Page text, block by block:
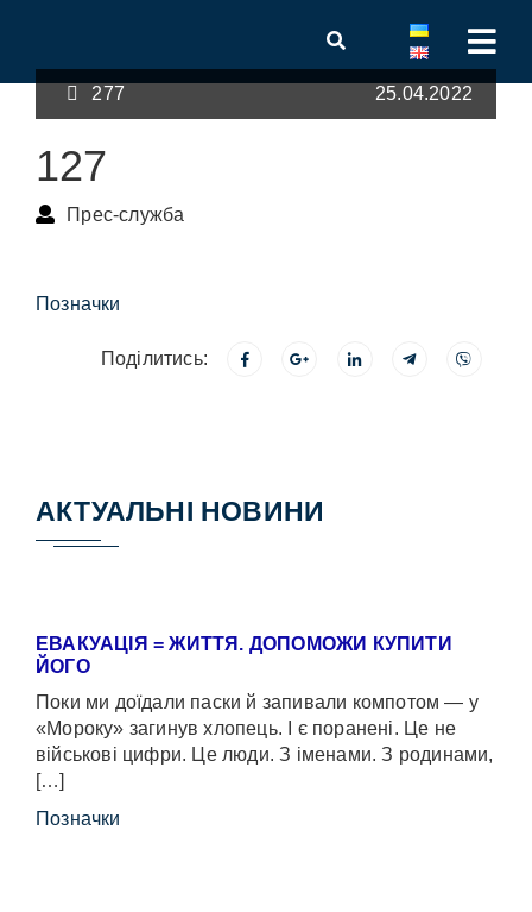
277 25.04.2022
127
Прес-служба
Позначки
Поділитись:
АКТУАЛЬНІ НОВИНИ
ЕВАКУАЦІЯ = ЖИТТЯ. ДОПОМОЖИ КУПИТИ
ЙОГО
Поки ми доїдали паски й запивали компотом — у
«Мороку» загинув хлопець. І є поранені. Це не
військові цифри. Це люди. З іменами. З родинами,
[…]
Позначки